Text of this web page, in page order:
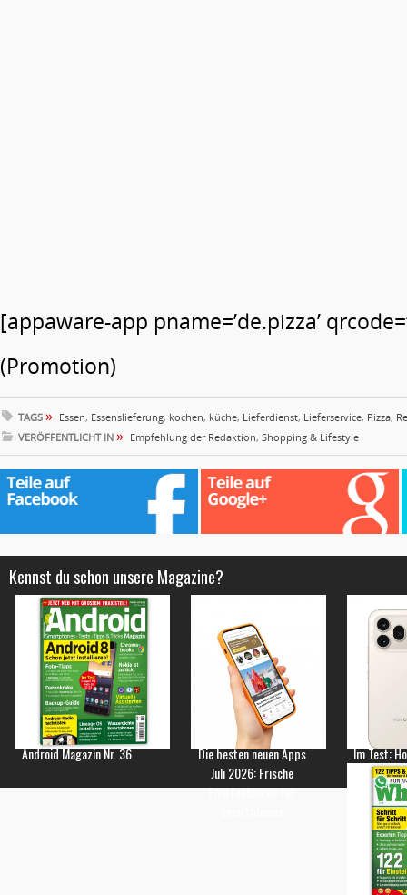
[appaware-app pname=’de.pizza’
(Promotion)
TAGS » Essen, Essenslieferung, kochen, küche, Lieferdienst, Lieferservice, Pizza,
VERÖFFENTLICHT IN » Empfehlung der Redaktion, Shopping & Lifestyle
Kennst du schon unsere Magazine?
Android Magazin Nr. 36
Die besten neuen Apps
Juli 2026: Frische
Empfehlungen für
Im Test: